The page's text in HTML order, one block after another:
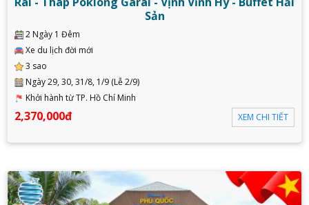
Sản
2 Ngày 1 Đêm
Xe du lịch đời mới
3 sao
Ngày 29, 30, 31/8, 1/9 (Lễ 2/9)
Khởi hành từ TP. Hồ Chí Minh
2,370,000đ XEM CHI TIẾT